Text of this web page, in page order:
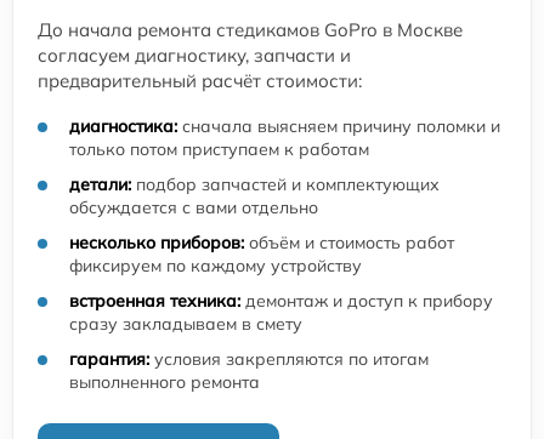
До начала ремонта стедикамов GoPro в Москве
согласуем диагностику, запчасти и
предварительный расчёт стоимости:
диагностика: сначала выясняем причину поломки и
только потом приступаем к работам
детали: подбор запчастей и комплектующих
обсуждается с вами отдельно
несколько приборов: объём и стоимость работ
фиксируем по каждому устройству
встроенная техника: демонтаж и доступ к прибору
сразу закладываем в смету
гарантия: условия закрепляются по итогам
выполненного ремонта